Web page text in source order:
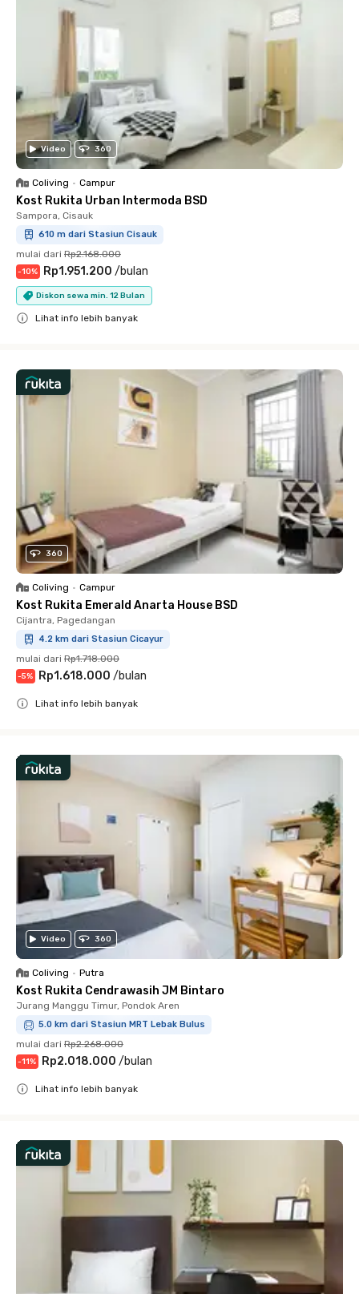
Video 360
Coliving • Campur
Kost Rukita Urban Intermoda BSD
Sampora, Cisauk
610 m dari Stasiun Cisauk
mulai dari Rp2.168.000
-10% Rp1.951.200 /bulan
Diskon sewa min. 12 Bulan
Lihat info lebih banyak
360
Coliving • Campur
Kost Rukita Emerald Anarta House BSD
Cijantra, Pagedangan
4.2 km dari Stasiun Cicayur
mulai dari Rp1.718.000
-5% Rp1.618.000 /bulan
Lihat info lebih banyak
Video 360
Coliving • Putra
Kost Rukita Cendrawasih JM Bintaro
Jurang Manggu Timur, Pondok Aren
5.0 km dari Stasiun MRT Lebak Bulus
mulai dari Rp2.268.000
-11% Rp2.018.000 /bulan
Lihat info lebih banyak